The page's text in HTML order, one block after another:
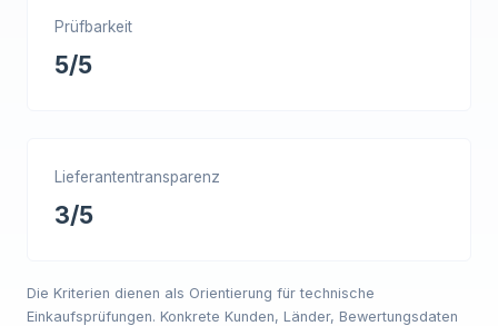
Prüfbarkeit
5/5
Lieferantentransparenz
3/5
Die Kriterien dienen als Orientierung für technische
Einkaufsprüfungen. Konkrete Kunden, Länder, Bewertungsdaten